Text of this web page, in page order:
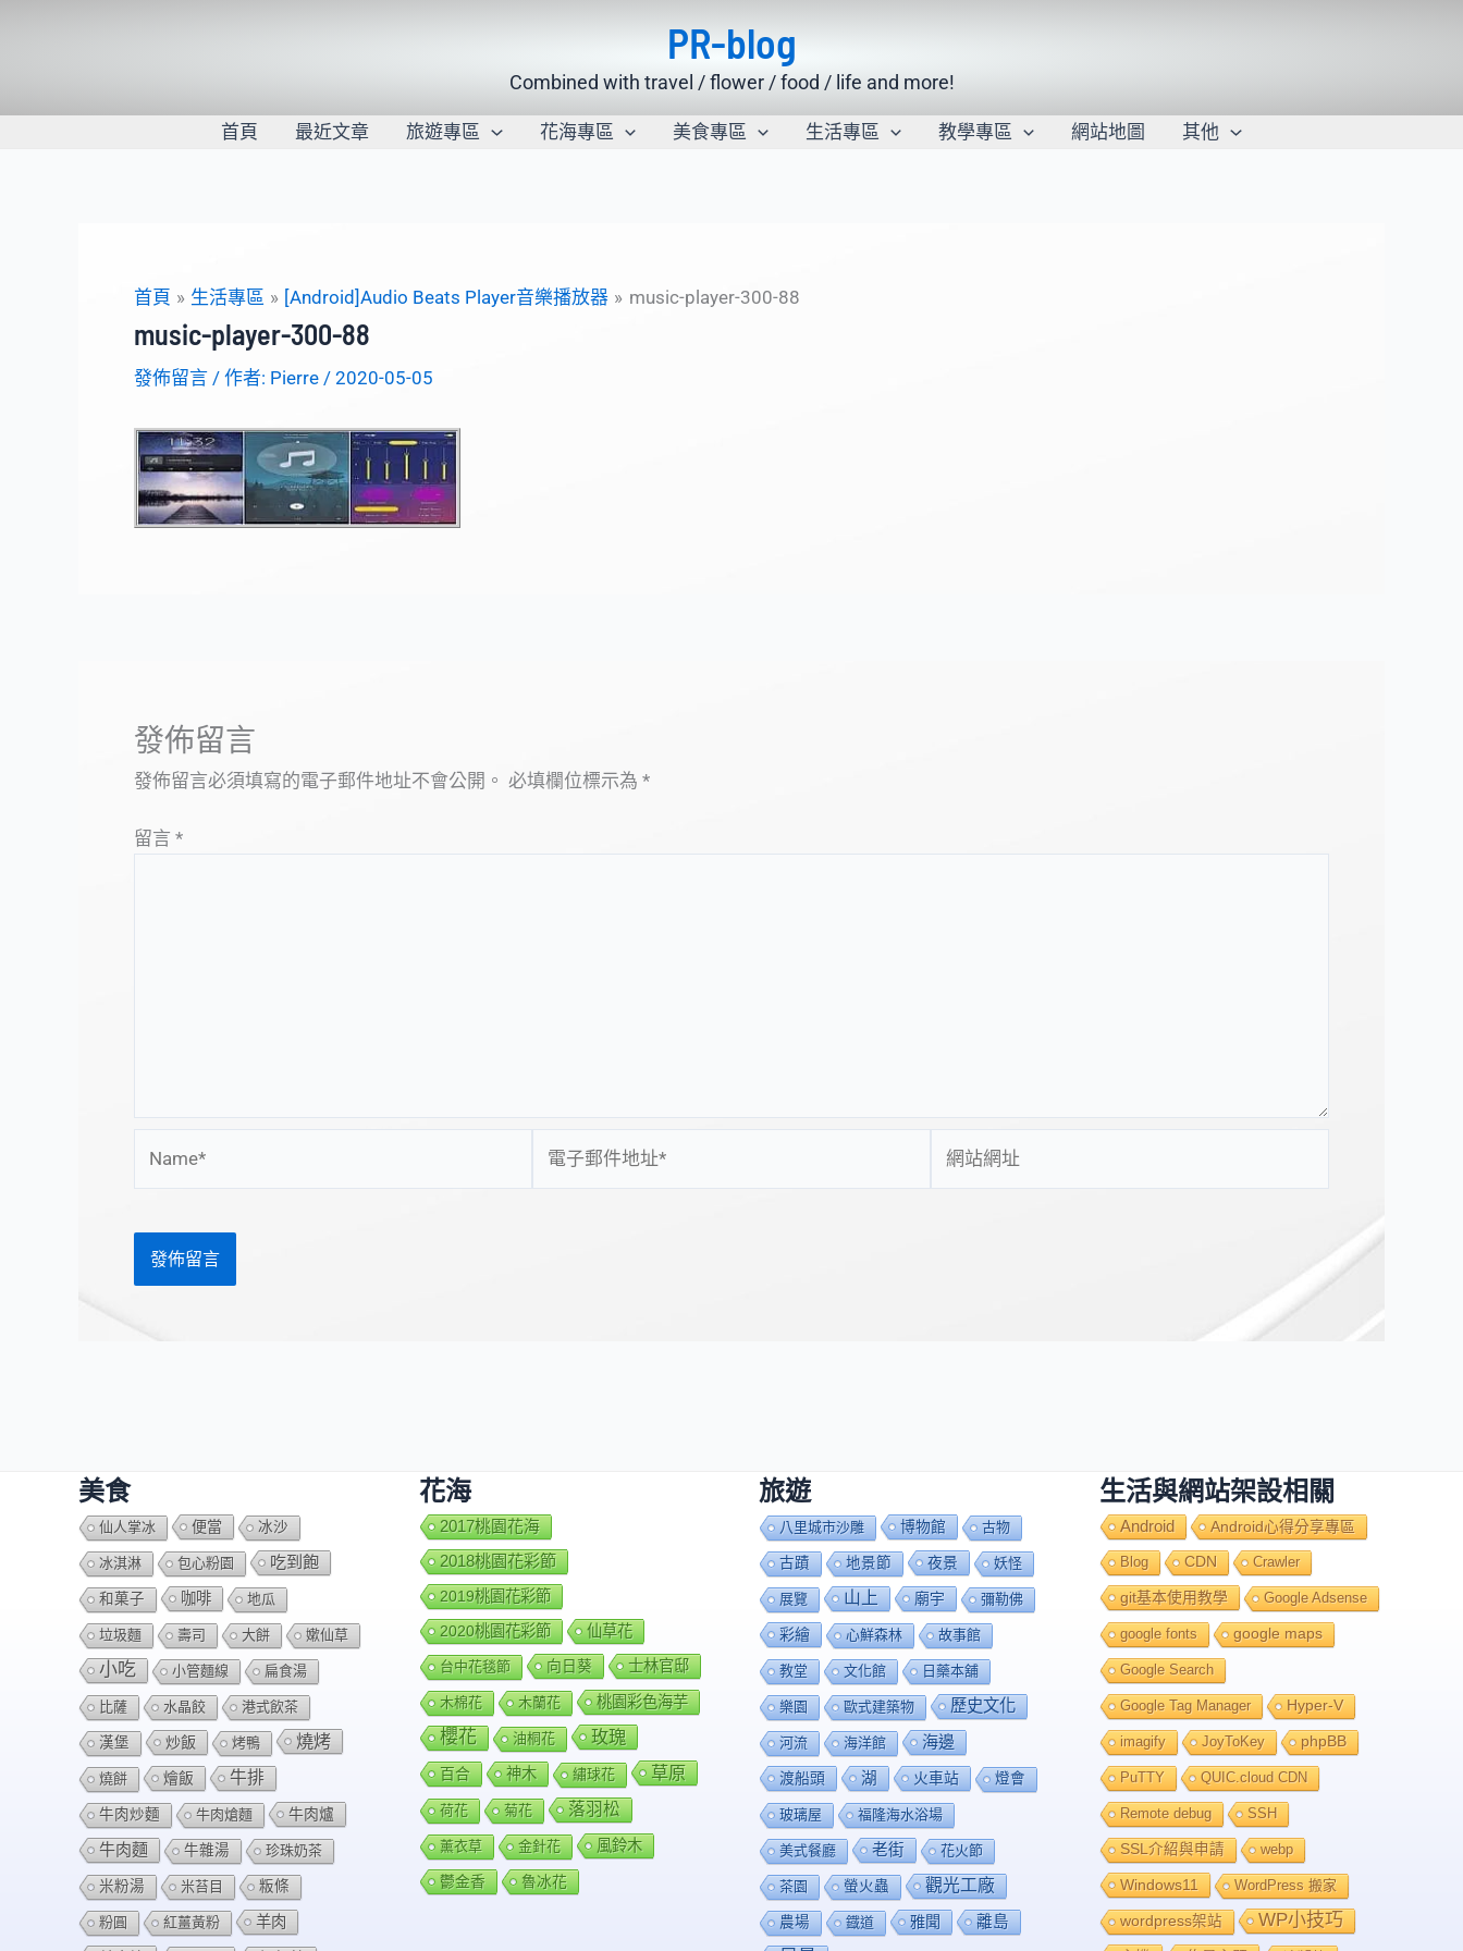
PR-blog
Combined with travel / flower / food / life and more!
首頁 最近文章 旅遊專區 花海專區 美食專區 生活專區 教學專區 網站地圖 其他
首頁 生活專區 [Android]Audio Beats Player音樂播放器 music-player-300-88
music-player-300-88
發佈留言 / 作者: Pierre / 2020-05-05
發佈留言
發佈留言必須填寫的電子郵件地址不會公開。 必填欄位標示為 *
留言 *
站
美食
仙人掌冰 便當 冰沙
冰淇淋 包心粉園 吃到飽
和菓子 咖啡 地瓜
垃圾麵 壽司 大餅 嫰仙草
小吃 小管麵線 扁食湯
比薩 水晶餃 港式飲茶
漢堡 炒飯 烤鴨 燒烤
燒餅 燴飯 牛排
牛肉炒麵 牛肉熗麵 牛肉爐
牛肉麵 牛雜湯 珍珠奶茶
米粉湯 米苔目 粄條
粉圓 紅薑黃粉 羊肉
花海
2017桃園花海
2018桃園花彩節
2019桃園花彩節
2020桃園花彩節
仙草花
台中花毯節 向日葵 士林官邸
木棉花 木蘭花 桃園彩色海芋
櫻花 油桐花 玫瑰
百合 神木 繡球花 草原
荷花 菊花 落羽松
薰衣草 金針花 風鈴木
鬱金香 魯冰花
旅遊
八里城市沙雕 博物館 古物
古蹟 地景節 夜景 妖怪
展覽 山上 廟宇 彌勒佛
彩繪 心鮮森林 故事館
教堂 文化館 日藥本舖
樂園 歐式建築物 歷史文化
河流 海洋館 海邊
渡船頭 湖 火車站 燈會
玻璃屋 福隆海水浴場
美式餐廳 老街 花火節
茶園 螢火蟲 觀光工廠
農場 鐡道 雅聞 離島
生活與網站架設相關
Android Android心得分享專區
Blog CDN Crawler
git基本使用教學 Google Adsense
google fonts google maps
Google Search
Google Tag Manager Hyper-V
imagify JoyToKey phpBB
PuTTY QUIC.cloud CDN
Remote debug SSH
SSL介紹與申請 webp
Windows11 WordPress 搬家
wordpress架站 WP小技巧